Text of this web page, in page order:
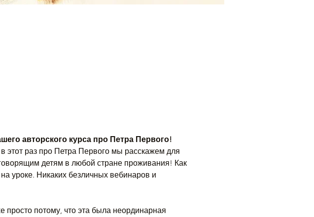
авторского курса про Петра Первого!
этот раз про Петра Первого мы расскажем для
детям в любой стране проживания! Как
уроке. Никаких безличных вебинаров и
потому, что эта была неординарная